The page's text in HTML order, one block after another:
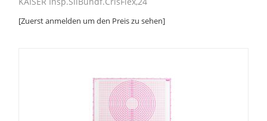
[Zuerst anmelden um den Preis zu sehen]